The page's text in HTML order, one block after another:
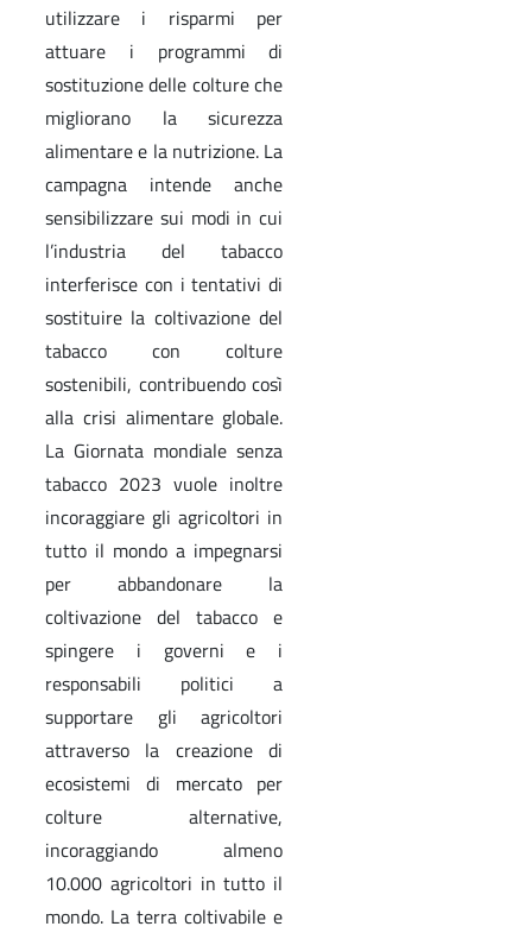
utilizzare i risparmi per
attuare i programmi di
sostituzione delle colture che
migliorano la sicurezza
alimentare e la nutrizione. La
campagna intende anche
sensibilizzare sui modi in cui
l’industria del tabacco
interferisce con i tentativi di
sostituire la coltivazione del
tabacco con colture
sostenibili, contribuendo così
alla crisi alimentare globale.
La Giornata mondiale senza
tabacco 2023 vuole inoltre
incoraggiare gli agricoltori in
tutto il mondo a impegnarsi
per abbandonare la
coltivazione del tabacco e
spingere i governi e i
responsabili politici a
supportare gli agricoltori
attraverso la creazione di
ecosistemi di mercato per
colture alternative,
incoraggiando almeno
10.000 agricoltori in tutto il
mondo. La terra coltivabile e